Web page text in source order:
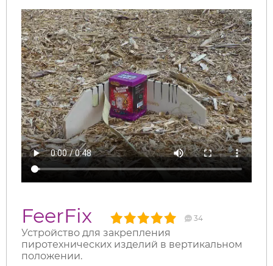
FeerFix 34
Устройство для закрепления
пиротехнических изделий в вертикальном
положении.